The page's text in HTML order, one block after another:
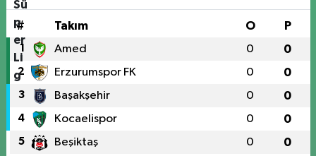
# Takım O P
1 Amed 0 0
2 Erzurumspor FK 0 0
3 Başakşehir 0 0
4 Kocaelispor 0 0
5 Beşiktaş 0 0